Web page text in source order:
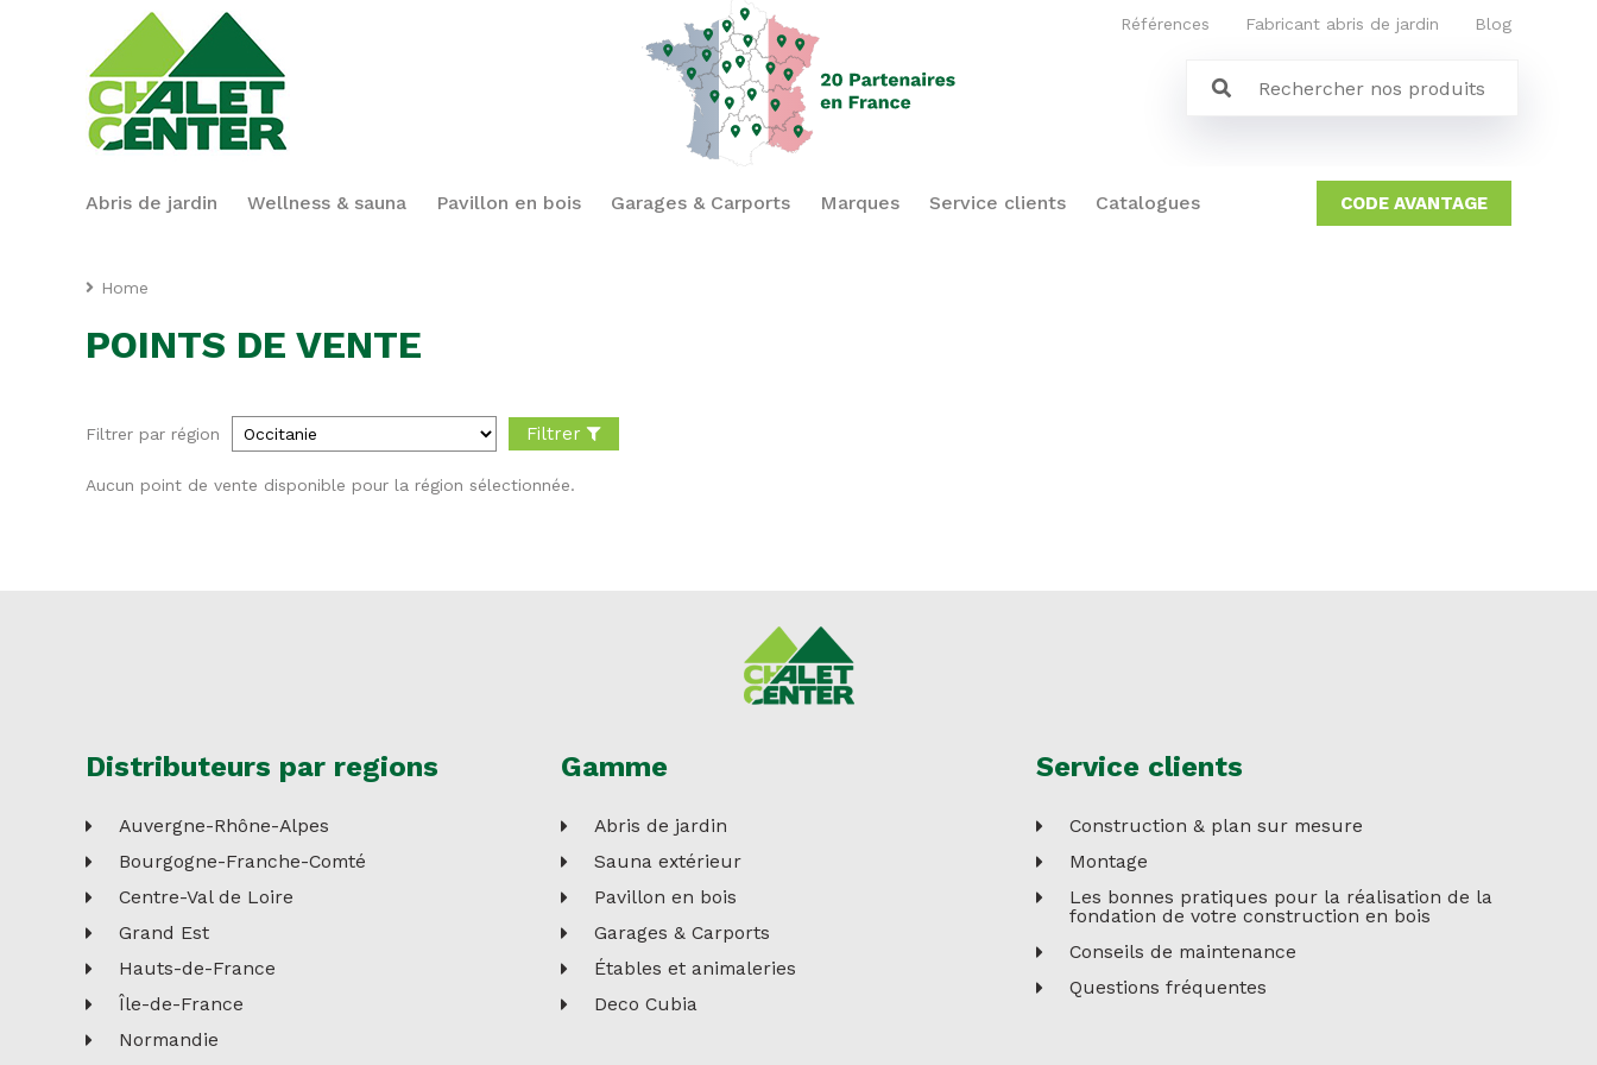
Références Fabricant abris de jardin Blog
Abris de jardin Wellness & sauna Pavillon en bois Garages & Carports Marques Service clients Catalogues CODE AVANTAGE
Home
POINTS DE VENTE
Filtrer par région Filtrer
Aucun point de vente disponible pour la région sélectionnée.
Distributeurs par regions
Auvergne-Rhône-Alpes
Bourgogne-Franche-Comté
Centre-Val de Loire
Grand Est
Hauts-de-France
Île-de-France
Normandie
Gamme
Abris de jardin
Sauna extérieur
Pavillon en bois
Garages & Carports
Étables et animaleries
Deco Cubia
Service clients
Construction & plan sur mesure
Montage
Les bonnes pratiques pour la réalisation de la
fondation de votre construction en bois
Conseils de maintenance
Questions fréquentes